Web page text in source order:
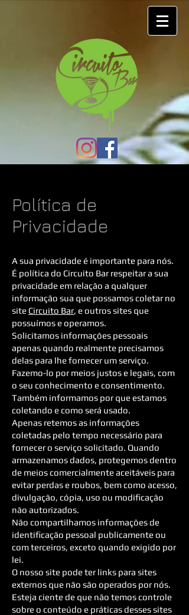
Política de
Privacidade
A sua privacidade é importante para nós.
É política do Circuito Bar respeitar a sua
privacidade em relação a qualquer
informação sua que possamos coletar no
site Circuito Bar, e outros sites que
possuímos e operamos.
Solicitamos informações pessoais
apenas quando realmente precisamos
delas para lhe fornecer um serviço.
Fazemo-lo por meios justos e legais, com
o seu conhecimento e consentimento.
Também informamos por que estamos
coletando e como será usado.
Apenas retemos as informações
coletadas pelo tempo necessário para
fornecer o serviço solicitado. Quando
armazenamos dados, protegemos dentro
de meios comercialmente aceitáveis ​​para
evitar perdas e roubos, bem como acesso,
divulgação, cópia, uso ou modificação
não autorizados.
Não compartilhamos informações de
identificação pessoal publicamente ou
com terceiros, exceto quando exigido por
lei.
O nosso site pode ter links para sites
externos que não são operados por nós.
Esteja ciente de que não temos controle
sobre o conteúdo e práticas desses sites